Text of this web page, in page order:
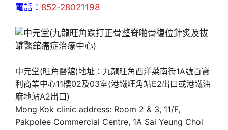
電話： 852-28021198
中元堂(旺角醫舘)地址：九龍旺角西洋菜南街1A號百寶
利商業中心11樓02及03室(港鐵旺角站E2出口或港鐵油
麻地站A2出口)
Mong Kok clinic address: Room 2 & 3, 11/F,
Pakpolee Commercial Centre, 1A Sai Yeung Choi